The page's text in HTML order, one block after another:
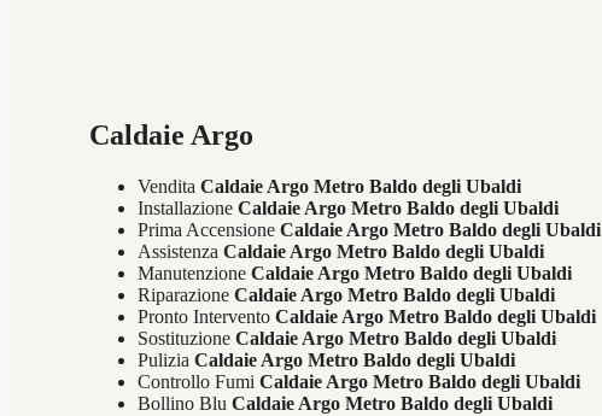
Caldaie Argo
VenditaCaldaie Argo Metro Baldo degli Ubaldi
InstallazioneCaldaie Argo Metro Baldo degli Ubaldi
Prima AccensioneCaldaie Argo Metro Baldo degli Ubaldi
AssistenzaCaldaie Argo Metro Baldo degli Ubaldi
ManutenzioneCaldaie Argo Metro Baldo degli Ubaldi
RiparazioneCaldaie Argo Metro Baldo degli Ubaldi
Pronto InterventoCaldaie Argo Metro Baldo degli Ubaldi
SostituzioneCaldaie Argo Metro Baldo degli Ubaldi
PuliziaCaldaie Argo Metro Baldo degli Ubaldi
Controllo FumiCaldaie Argo Metro Baldo degli Ubaldi
Bollino BluCaldaie Argo Metro Baldo degli Ubaldi